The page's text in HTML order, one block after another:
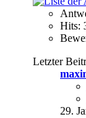
Hits:
Letzter
29.